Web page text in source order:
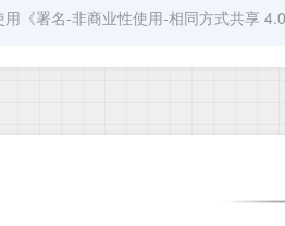
用《署名-非商业性使用-相同方式共享